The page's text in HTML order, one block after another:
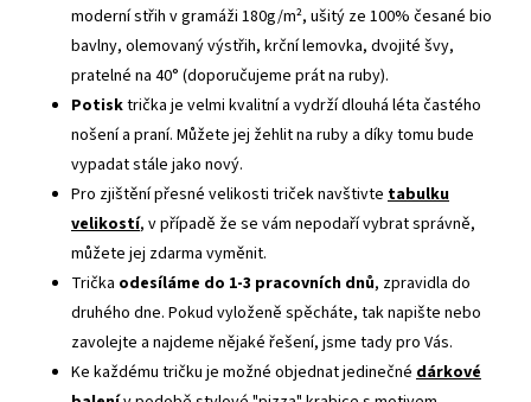
moderní střih v gramáži 180g/m², ušitý ze 100% česané bio
bavlny, olemovaný výstřih, krční lemovka, dvojité švy,
pratelné na 40° (doporučujeme prát na ruby).
Potisktrička je velmi kvalitní a vydrží dlouhá léta častého
nošení a praní. Můžete jej žehlit na ruby a díky tomu bude
vypadat stále jako nový.
Pro zjištění přesné velikosti triček navštivte tabulku
velikostí, v případě že se vám nepodaří vybrat správně,
můžete jej zdarma vyměnit.
Trička odesíláme do 1-3 pracovních dnů, zpravidla do
druhého dne. Pokud vyloženě spěcháte, tak napište nebo
zavolejte a najdeme nějaké řešení, jsme tady pro Vás.
Ke každému tričku je možné objednat jedinečné dárkové